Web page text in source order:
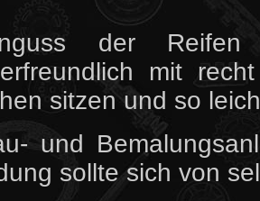
der
mit
sitzen und so
und
sollte sich von